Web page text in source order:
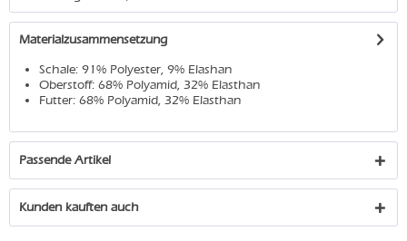
Materialzusammensetzung
Schale: 91% Polyester, 9% Elashan
Oberstoff: 68% Polyamid, 32% Elasthan
Futter: 68% Polyamid, 32% Elasthan
Passende Artikel
Kunden kauften auch